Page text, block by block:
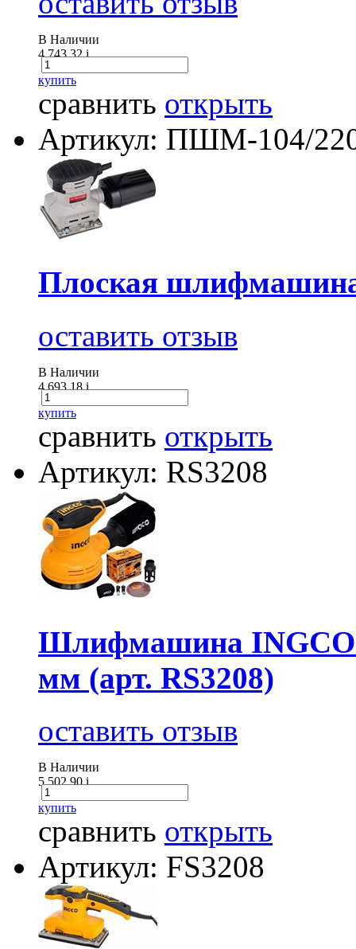
В Наличии
4 743.32i
купить
сравнить открыть
Артикул: ПШМ-104/
Плоская
оставить отзыв
В Наличии
4 693.18i
купить
сравнить открыть
Артикул: RS3208
Шлифмашина INGCO
мм (арт. RS3208)
оставить отзыв
В Наличии
5 502.90i
купить
сравнить открыть
Артикул: FS3208